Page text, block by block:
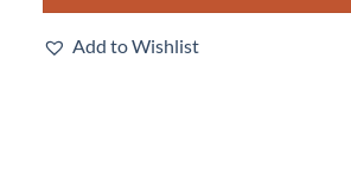
Add to Wishlist